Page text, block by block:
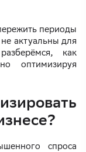
периоды
актуальны для
как
оптимизируя
спроса